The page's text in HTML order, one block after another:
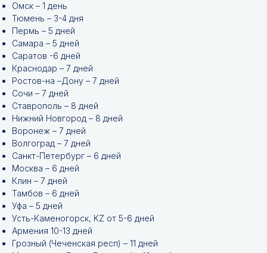
Омск – 1 день
Тюмень – 3-4 дня
Пермь – 5 дней
Самара – 5 дней
Саратов -6 дней
Краснодар – 7 дней
Ростов-на –Дону – 7 дней
Сочи – 7 дней
Ставрополь – 8 дней
Нижний Новгород – 8 дней
Воронеж – 7 дней
Волгоград – 7 дней
Санкт-Петербург – 6 дней
Москва – 6 дней
Клин – 7 дней
Тамбов – 6 дней
Уфа – 5 дней
Усть-Каменогорск, KZ от 5-6 дней
Армения 10-13 дней
Грозный (Чеченская респ) – 11 дней